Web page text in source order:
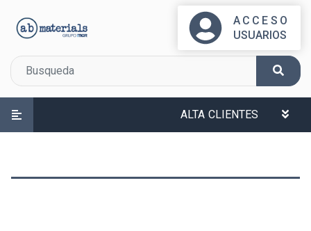
ACCESO
USUARIOS
ALTA CLIENTES